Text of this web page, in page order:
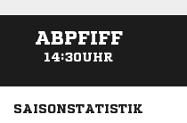
ABPFIFF
14:30UHR
ANZEIGE
SAISONSTATISTIK